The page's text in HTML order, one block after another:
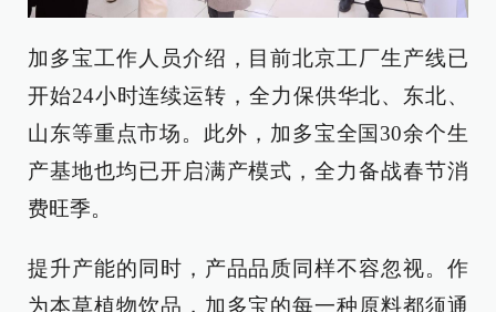
加多宝工作人员介绍，目前北京工厂生产线已
开始24小时连续运转，全力保供华北、东北、
山东等重点市场。此外，加多宝全国30余个生
产基地也均已开启满产模式，全力备战春节消
费旺季。
提升产能的同时，产品品质同样不容忽视。作
为本草植物饮品，加多宝的每一种原料都须通